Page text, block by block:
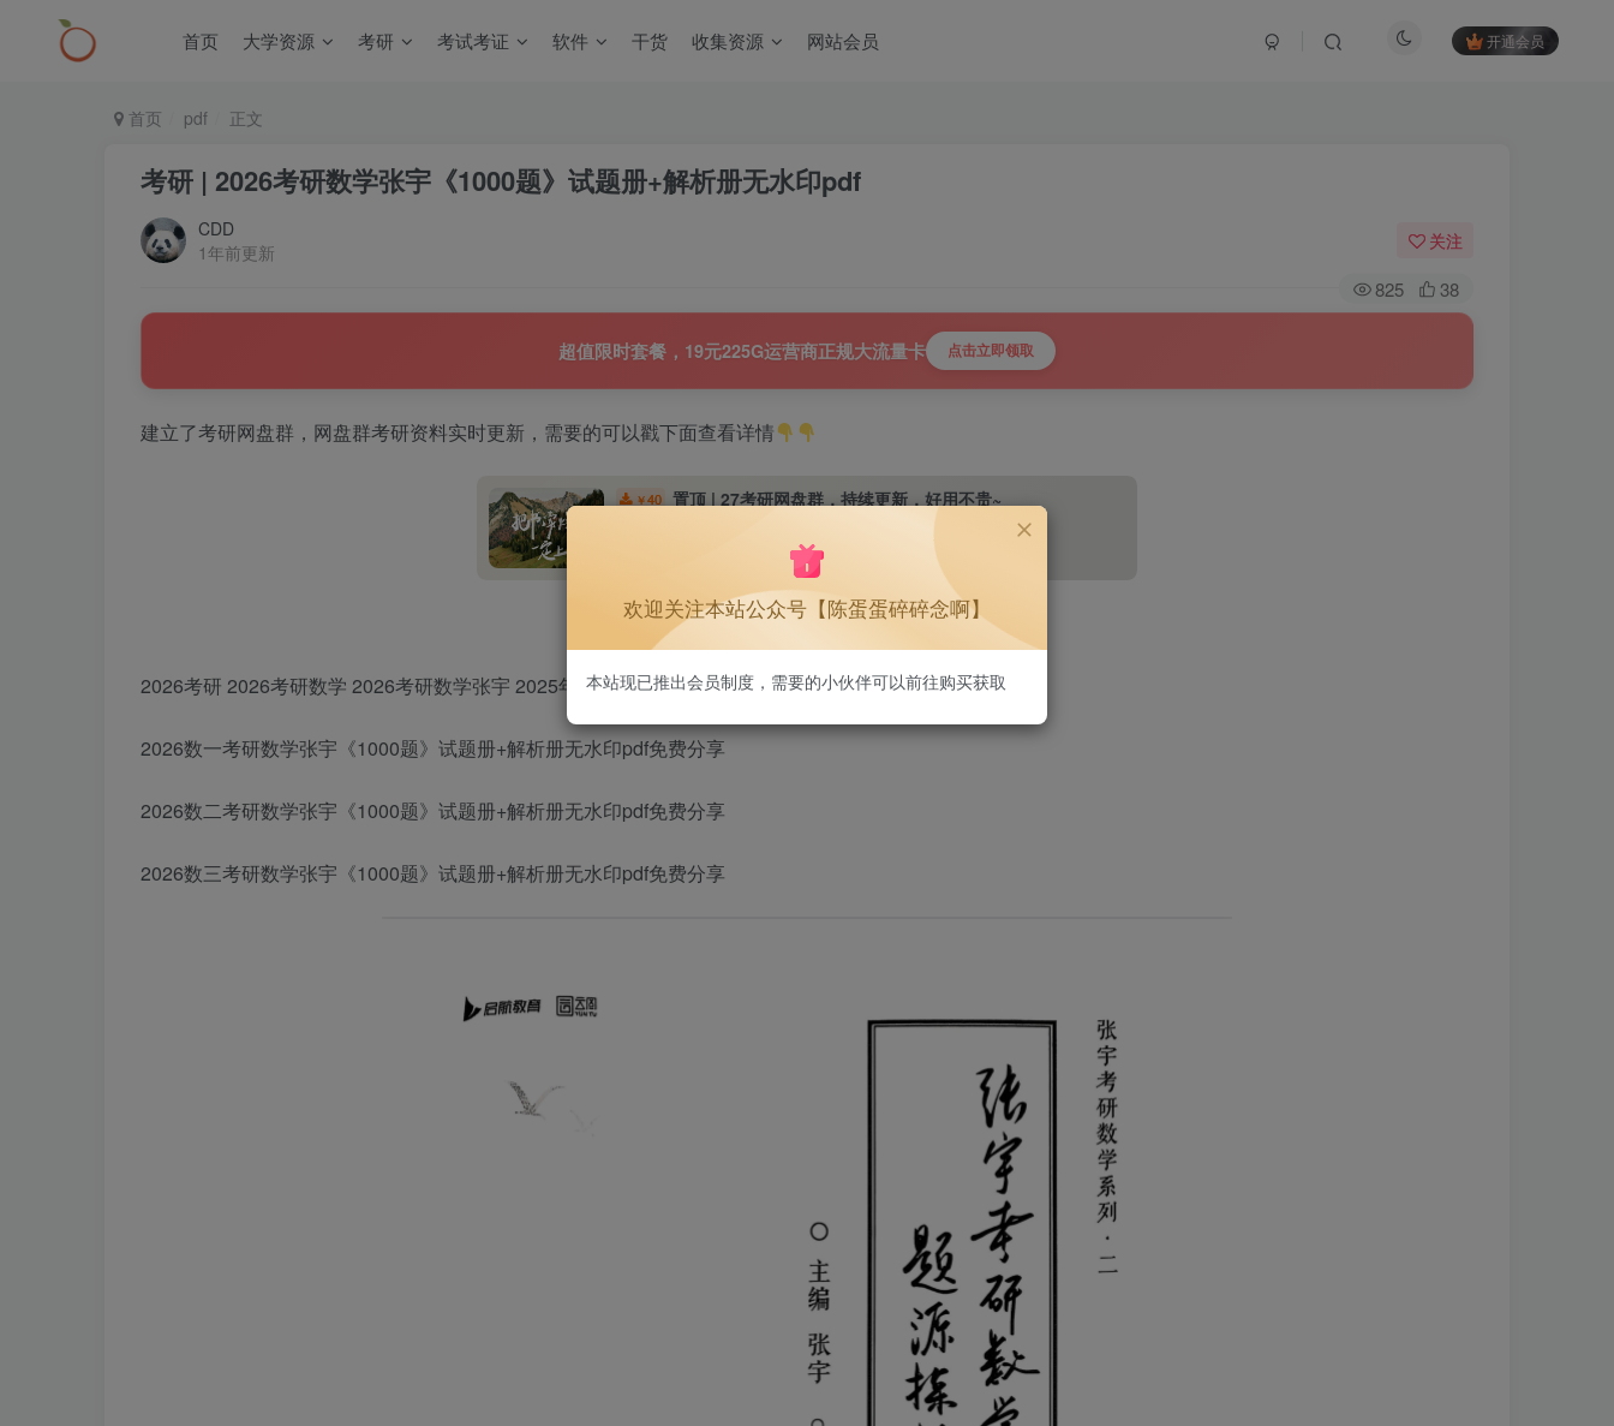
首页 大学资源 考研 考试考证 软件 干货 收集资源 网站会员 开通会员
首页 pdf 正文
考研 | 2026考研数学张宇《1000题》试题册+解析册无水印pdf
CDD
1年前更新
关注
825 38
超值限时套餐，19元225G运营商正规大流量卡 点击立即领取
建立了考研网盘群，网盘群考研资料实时更新，需要的可以戳下面查看详情
￥40 置顶 | 27考研网盘群，持续更新，好用不贵~
2026考研 2026考研数学 2026考研数学张宇 2025年考研数学
2026数一考研数学张宇《1000题》试题册+解析册无水印pdf免费分享
2026数二考研数学张宇《1000题》试题册+解析册无水印pdf免费分享
2026数三考研数学张宇《1000题》试题册+解析册无水印pdf免费分享
欢迎关注本站公众号【陈蛋蛋碎碎念啊】
本站现已推出会员制度，需要的小伙伴可以前往购买获取